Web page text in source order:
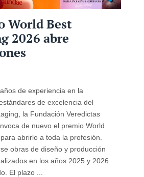
World Best
2026 abre
de experiencia en la
de excelencia del
la Fundación Veredictas
de nuevo el premio World
abrirlo a toda la profesión.
obras de diseño y producción
en los años 2025 y 2026
El plazo ...